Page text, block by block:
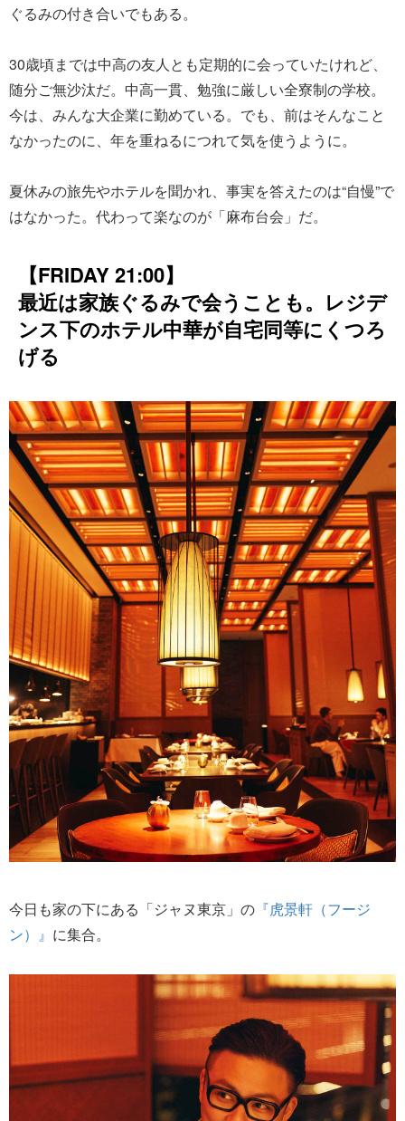
ぐるみの付き合いでもある。
30歳頃までは中高の友人とも定期的に会っていたけれど、
随分ご無沙汰だ。中高一貫、勉強に厳しい全寮制の学校。
今は、みんな大企業に勤めている。でも、前はそんなこと
なかったのに、年を重ねるにつれて気を使うように。
夏休みの旅先やホテルを聞かれ、事実を答えたのは“自慢”で
はなかった。代わって楽なのが「麻布台会」だ。
【FRIDAY 21:00】
最近は家族ぐるみで会うことも。レジデ
ンス下のホテル中華が自宅同等にくつろ
げる
今日も家の下にある「ジャヌ東京」の 『虎景軒（フージ
ン）』 に集合。